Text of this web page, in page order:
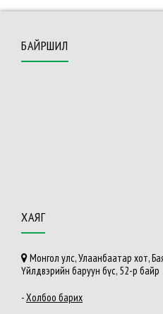
БАЙРШИЛ
ХАЯГ
Монгол улс, Улаанбаатар хот,
Үйлдвэрийн баруун бүс, 52-р байр
-Холбоо барих